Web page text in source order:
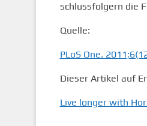
schlussfolgern die
Quelle:
PLoS One.
Dieser Artikel auf
Live longer with